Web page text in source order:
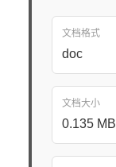
文档格式
doc
文档大小
0.135 MB